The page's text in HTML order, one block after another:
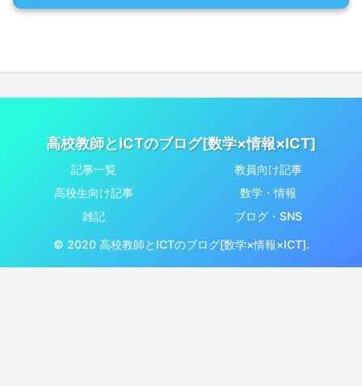
高校教師とICTのブログ[数学×情報×ICT]
記事一覧
教員向け記事
高校生向け記事
数学・情報
雑記
ブログ・SNS
© 2020 高校教師とICTのブログ[数学×情報×ICT].